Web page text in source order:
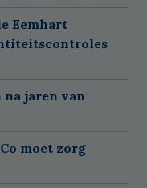
Eemhart
jaren van
moet zorg